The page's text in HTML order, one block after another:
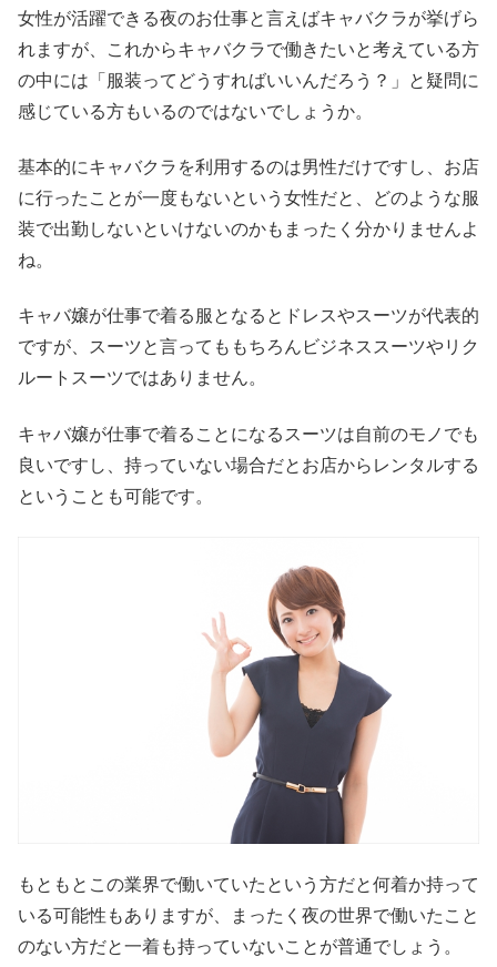
女性が活躍できる夜のお仕事と言えばキャバクラが挙げら
れますが、これからキャバクラで働きたいと考えている方
の中には「服装ってどうすればいいんだろう？」と疑問に
感じている方もいるのではないでしょうか。
基本的にキャバクラを利用するのは男性だけですし、お店
に行ったことが一度もないという女性だと、どのような服
装で出勤しないといけないのかもまったく分かりませんよ
ね。
キャバ嬢が仕事で着る服となるとドレスやスーツが代表的
ですが、スーツと言ってももちろんビジネススーツやリク
ルートスーツではありません。
キャバ嬢が仕事で着ることになるスーツは自前のモノでも
良いですし、持っていない場合だとお店からレンタルする
ということも可能です。
もともとこの業界で働いていたという方だと何着か持って
いる可能性もありますが、まったく夜の世界で働いたこと
のない方だと一着も持っていないことが普通でしょう。